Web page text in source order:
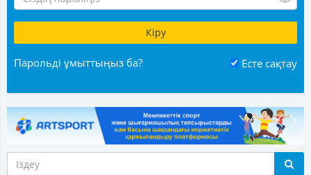
Парольді ұмыттыңыз ба? Есте сақтау